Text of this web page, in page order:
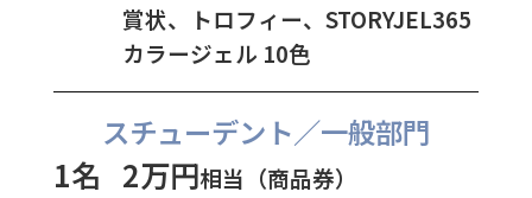
賞状、トロフィー、STORYJEL365
カラージェル 10色
スチューデント／一般部門
1名 2万円相当（商品券）